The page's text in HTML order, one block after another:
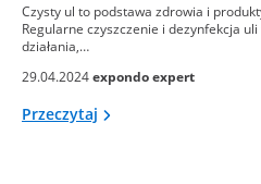
Czysty ul to podstawa zdrowia i
Regularne czyszczenie i dezynfekcja
działania,…
29.04.2024expondo expert
Przeczytaj